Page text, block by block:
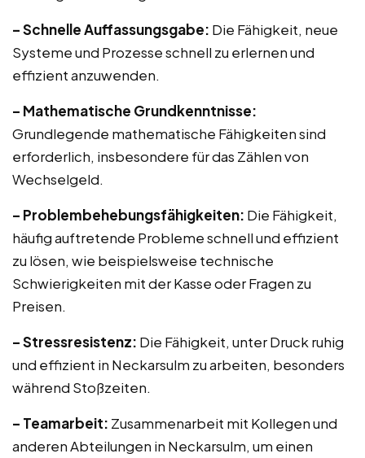
– Schnelle Auffassungsgabe: Die Fähigkeit, neue
Systeme und Prozesse schnell zu erlernen und
effizient anzuwenden.
– Mathematische Grundkenntnisse:
Grundlegende mathematische Fähigkeiten sind
erforderlich, insbesondere für das Zählen von
Wechselgeld.
– Problembehebungsfähigkeiten: Die Fähigkeit,
häufig auftretende Probleme schnell und effizient
zu lösen, wie beispielsweise technische
Schwierigkeiten mit der Kasse oder Fragen zu
Preisen.
– Stressresistenz: Die Fähigkeit, unter Druck ruhig
und effizient in Neckarsulm zu arbeiten, besonders
während Stoßzeiten.
– Teamarbeit: Zusammenarbeit mit Kollegen und
anderen Abteilungen in Neckarsulm, um einen